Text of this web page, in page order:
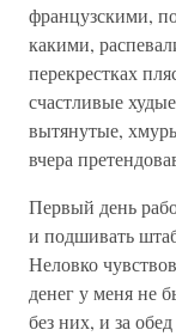
французскими,
какими,
перекрестках
счастливые
вытянутые,
вчера
Первый день
и подшивать
Неловко
денег у меня не
без них, и за